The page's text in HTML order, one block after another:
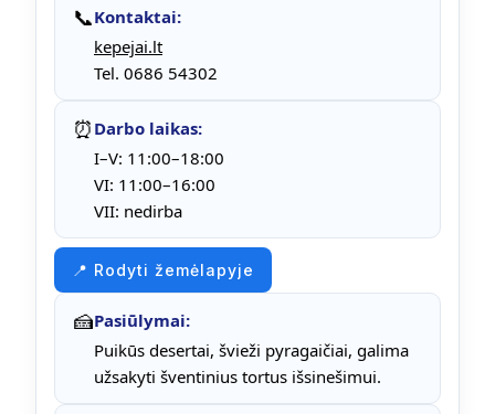
📞Kontaktai:
kepejai.lt
Tel. 0686 54302
⏰ Darbo laikas:
I–V: 11:00–18:00
VI: 11:00–16:00
VII: nedirba
📍 Rodyti žemėlapyje
🍰Pasiūlymai:
Puikūs desertai, švieži pyragaičiai, galima
užsakyti šventinius tortus išsinešimui.